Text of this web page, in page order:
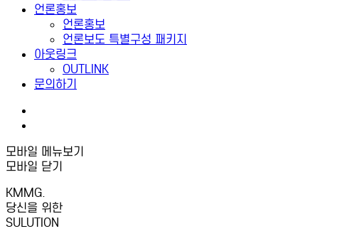
언론홍보
언론홍보
언론보도 특별구성 패키지
아웃링크
OUTLINK
문의하기
모바일 메뉴보기
모바일 닫기
KMMG.
당신을 위한
SULUTION